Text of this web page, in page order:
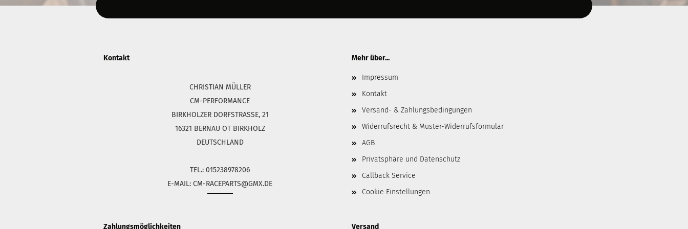
Kontakt
CHRISTIAN MÜLLER
CM-PERFORMANCE
BIRKHOLZER DORFSTRASSE, 21
16321 BERNAU OT BIRKHOLZ
DEUTSCHLAND
TEL.: 015238978206
E-MAIL: CM-RACEPARTS@GMX.DE
Mehr über...
Impressum
Kontakt
Versand- & Zahlungsbedingungen
Widerrufsrecht & Muster-Widerrufsformular
AGB
Privatsphäre und Datenschutz
Callback Service
Cookie Einstellungen
Zahlungsmöglichkeiten Versand